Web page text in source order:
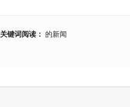
关键词阅读： 的新闻